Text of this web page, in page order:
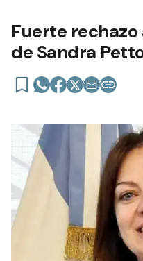
Fuerte rechazo
de Sandra